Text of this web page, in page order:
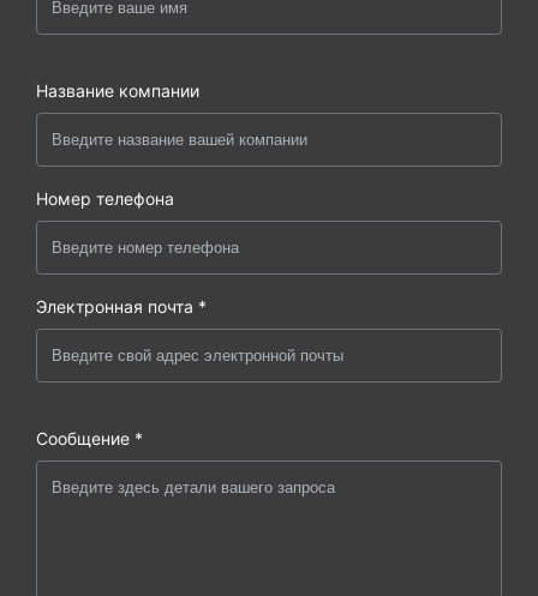
Название компании
Номер телефона
Электронная почта *
Сообщение *